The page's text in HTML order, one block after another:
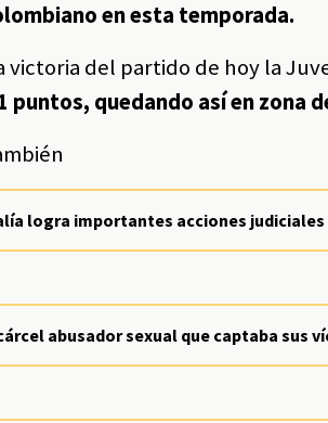
en esta temporada.
victoria del partido de hoy la
puntos, quedando así en zona
logra importantes acciones
abusador sexual que captaba sus